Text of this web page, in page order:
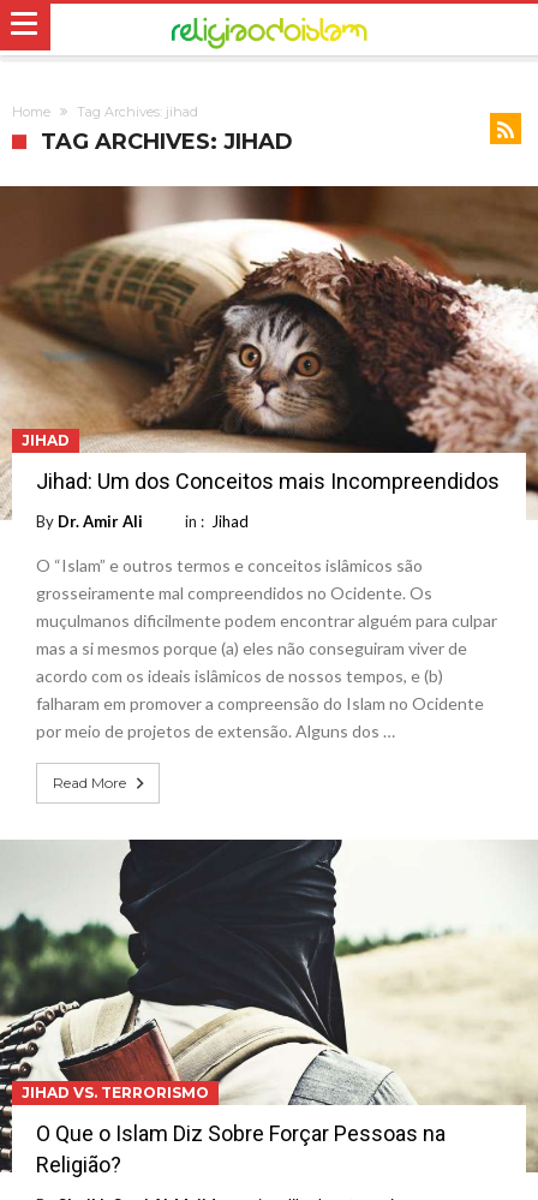
Home Tag Archives: jihad
TAG ARCHIVES: JIHAD
JIHAD
Jihad: Um dos Conceitos mais Incompreendidos
By Dr. Amir Ali in : Jihad
O “Islam” e outros termos e conceitos islâmicos são
grosseiramente mal compreendidos no Ocidente. Os
muçulmanos dificilmente podem encontrar alguém para culpar
mas a si mesmos porque (a) eles não conseguiram viver de
acordo com os ideais islâmicos de nossos tempos, e (b)
falharam em promover a compreensão do Islam no Ocidente
por meio de projetos de extensão. Alguns dos …
Read More
JIHAD VS. TERRORISMO
O Que o Islam Diz Sobre Forçar Pessoas na
Religião?